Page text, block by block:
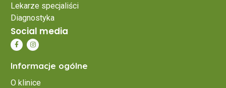
Lekarze specjaliści
Diagnostyka
Social media
Informacje ogólne
O klinice